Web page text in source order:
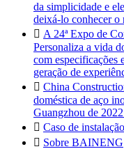
da simplicidade e
deixá-lo conhecer o
 A 24ª Expo de
Personaliza a vida
com especificações
geração de
 China
doméstica de aço
Guangzhou de
 Caso de
 Sobre BAINENG